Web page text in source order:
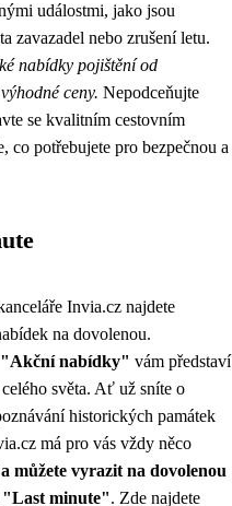
událostmi, jako jsou
zavazadel nebo zrušení letu.
nabídky pojištění od
ceny. Nepodceňujte
se kvalitním cestovním
co potřebujete pro bezpečnou a
Invia.cz najdete
na dovolenou.
"Akční nabídky" vám představí
světa. Ať už sníte o
historických památek
má pro vás vždy něco
můžete vyrazit na dovolenou
"Last minute". Zde najdete